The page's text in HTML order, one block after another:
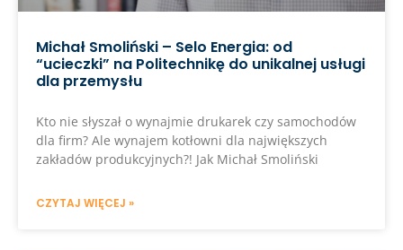
Michał Smoliński – Selo Energia: od
“ucieczki” na Politechnikę do unikalnej usługi
dla przemysłu
Kto nie słyszał o wynajmie drukarek czy samochodów
dla firm? Ale wynajem kotłowni dla największych
zakładów produkcyjnych?! Jak Michał Smoliński
CZYTAJ WIĘCEJ »